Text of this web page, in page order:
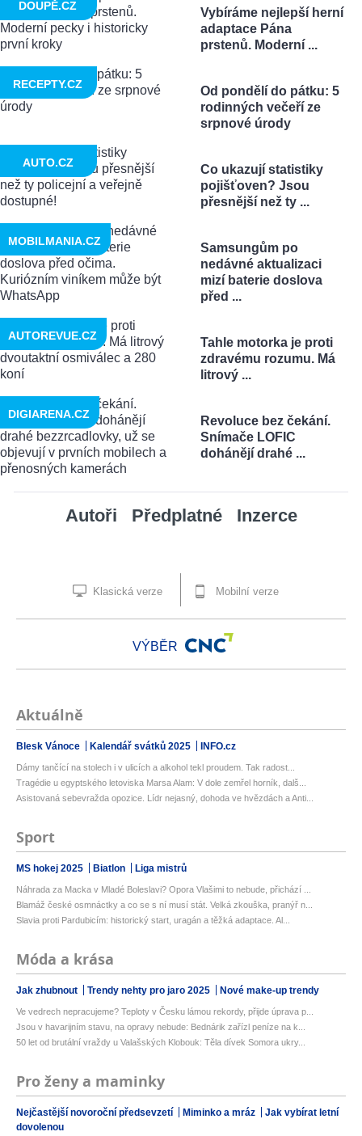
Vybíráme nejlepší herní
adaptace Pána
prstenů. Moderní ...
DOUPĚ.CZ
Od pondělí do pátku: 5
rodinných večeří ze
srpnové úrody
RECEPTY.CZ
Co ukazují statistiky
pojišťoven? Jsou
přesnější než ty ...
AUTO.CZ
Samsungům po
nedávné aktualizaci
mizí baterie doslova
před ...
MOBILMANIA.CZ
Tahle motorka je proti
zdravému rozumu. Má
litrový ...
AUTOREVUE.CZ
Revoluce bez čekání.
Snímače LOFIC
dohánějí drahé ...
DIGIARENA.CZ
Autoři Předplatné Inzerce
Klasická verze Mobilní verze
VÝBĚR
Aktuálně
Blesk Vánoce Kalendář svátků 2025 INFO.cz
Dámy tančící na stolech i v ulicích a alkohol tekl proudem. Tak radost...
Tragédie u egyptského letoviska Marsa Alam: V dole zemřel horník, dalš...
Asistovaná sebevražda opozice. Lídr nejasný, dohoda ve hvězdách a Anti...
Sport
MS hokej 2025 Biatlon Liga mistrů
Náhrada za Macka v Mladé Boleslavi? Opora Vlašimi to nebude, přichází ...
Blamáž české osmnáctky a co se s ní musí stát. Velká zkouška, pranýř n...
Slavia proti Pardubicím: historický start, uragán a těžká adaptace. Al...
Móda a krása
Jak zhubnout Trendy nehty pro jaro 2025 Nové make-up trendy
Ve vedrech nepracujeme? Teploty v Česku lámou rekordy, přijde úprava p...
Jsou v havarijním stavu, na opravy nebude: Bednárik zařízl peníze na k...
50 let od brutální vraždy u Valašských Klobouk: Těla dívek Somora ukry...
Pro ženy a maminky
Nejčastější novoroční předsevzetí Miminko a mráz
Jak vybírat letní
dovolenou